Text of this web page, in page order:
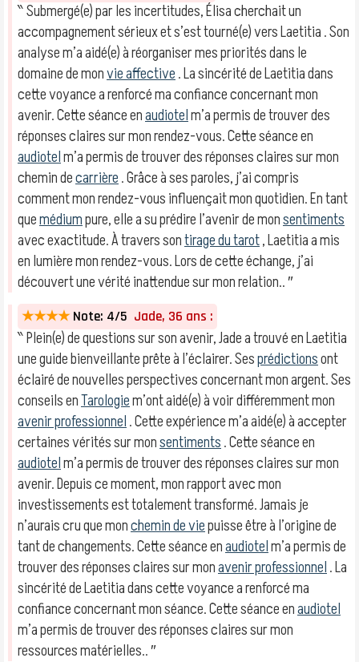
‶ Submergé(e) par les incertitudes, Élisa cherchait un
accompagnement sérieux et s’est tourné(e) vers Laetitia . Son
analyse m’a aidé(e) à réorganiser mes priorités dans le
domaine de monvie affective. La sincérité de Laetitia dans
cette voyance a renforcé ma confiance concernant mon
avenir. Cette séance enaudiotelm’a permis de trouver des
réponses claires sur mon rendez-vous. Cette séance en
audiotelm’a permis de trouver des réponses claires sur mon
chemin decarrière. Grâce à ses paroles, j’ai compris
comment mon rendez-vous influençait mon quotidien. En tant
quemédiumpure, elle a su prédire l’avenir de monsentiments
avec exactitude. À travers sontirage du tarot, Laetitia a mis
en lumière mon rendez-vous. Lors de cette échange, j’ai
découvert une vérité inattendue sur mon relation.. ″
★★★★ Note: 4/5 Jade, 36 ans :
‶ Plein(e) de questions sur son avenir, Jade a trouvé en Laetitia
une guide bienveillante prête à l’éclairer. Sesprédictionsont
éclairé de nouvelles perspectives concernant mon argent. Ses
conseils enTarologiem’ont aidé(e) à voir différemment mon
avenir professionnel. Cette expérience m’a aidé(e) à accepter
certaines vérités sur monsentiments. Cette séance en
audiotelm’a permis de trouver des réponses claires sur mon
avenir. Depuis ce moment, mon rapport avec mon
investissements est totalement transformé. Jamais je
n’aurais cru que monchemin de viepuisse être à l’origine de
tant de changements. Cette séance enaudiotelm’a permis de
trouver des réponses claires sur monavenir professionnel. La
sincérité de Laetitia dans cette voyance a renforcé ma
confiance concernant mon séance. Cette séance enaudiotel
m’a permis de trouver des réponses claires sur mon
ressources matérielles.. ″